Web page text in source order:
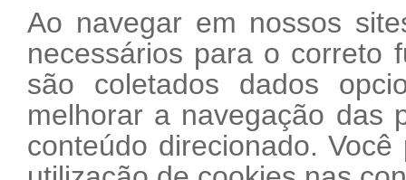
Ao navegar em nossos
necessários para o correto
são coletados dados
melhorar a navegação das
conteúdo direcionado.